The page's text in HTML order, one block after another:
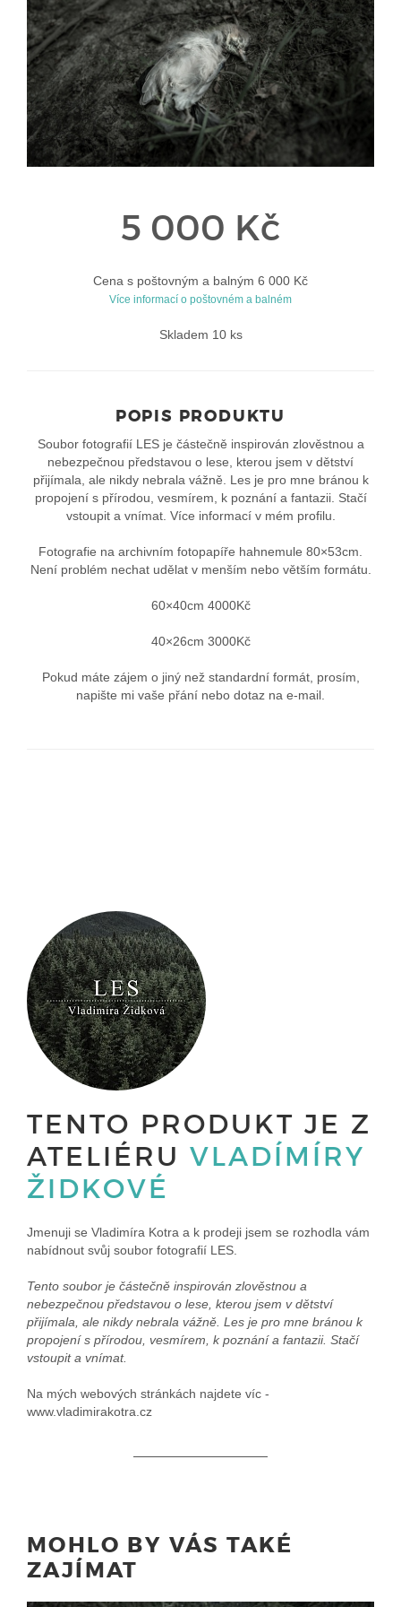
5 000 Kč
Cena s poštovným a balným 6 000 Kč
Více informací o poštovném a balném
Skladem 10 ks
POPIS PRODUKTU
Soubor fotografií LES je částečně inspirován zlověstnou a
nebezpečnou představou o lese, kterou jsem v dětství
přijímala, ale nikdy nebrala vážně. Les je pro mne bránou k
propojení s přírodou, vesmírem, k poznání a fantazii. Stačí
vstoupit a vnímat. Více informací v mém profilu.
Fotografie na archivním fotopapíře hahnemule 80×53cm.
Není problém nechat udělat v menším nebo větším formátu.
60×40cm 4000Kč
40×26cm 3000Kč
Pokud máte zájem o jiný než standardní formát, prosím,
napište mi vaše přání nebo dotaz na e-mail.
TENTO PRODUKT JE Z
ATELIÉRU VLADÍMÍRY
ŽIDKOVÉ
Jmenuji se Vladimíra Kotra a k prodeji jsem se rozhodla vám
nabídnout svůj soubor fotografií LES.
Tento soubor je částečně inspirován zlověstnou a
nebezpečnou představou o lese, kterou jsem v dětství
přijímala, ale nikdy nebrala vážně. Les je pro mne bránou k
propojení s přírodou, vesmírem, k poznání a fantazii. Stačí
vstoupit a vnímat.
Na mých webových stránkách najdete víc -
www.vladimirakotra.cz
MOHLO BY VÁS TAKÉ
ZAJÍMAT